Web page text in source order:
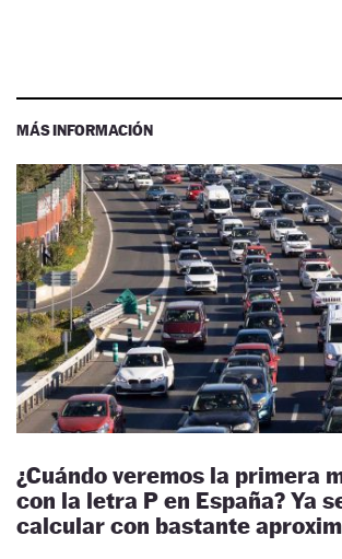
MÁS INFORMACIÓN
¿Cuándo veremos la primera
con la letra P en España? Ya
calcular con bastante